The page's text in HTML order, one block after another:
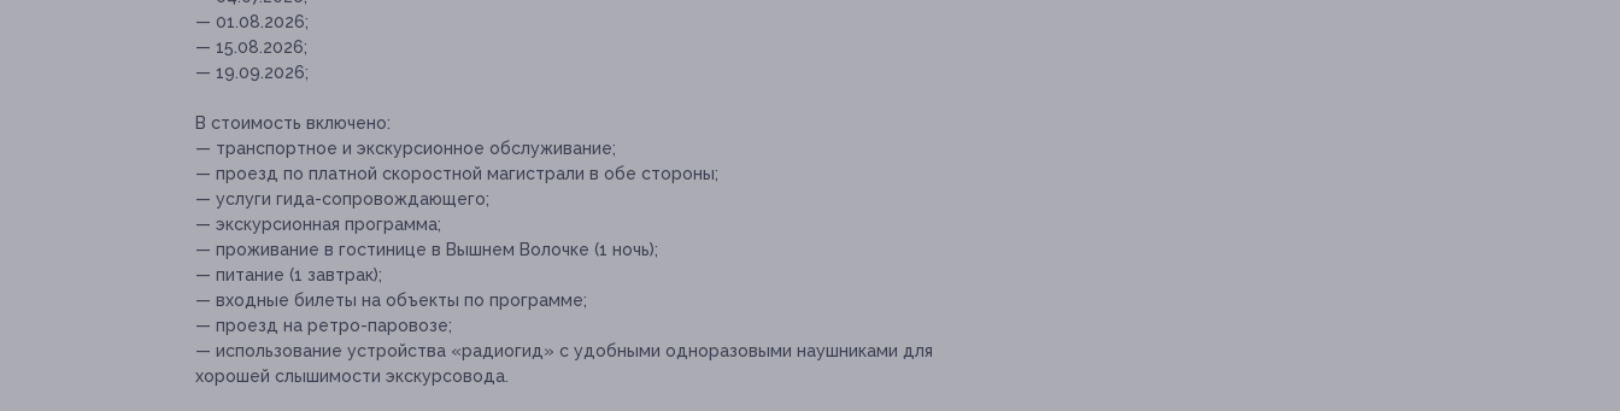
— 01.08.2026;
— 15.08.2026;
— 19.09.2026;
В стоимость включено:
— транспортное и экскурсионное обслуживание;
— проезд по платной скоростной магистрали в обе стороны;
— услуги гида-сопровождающего;
— экскурсионная программа;
— проживание в гостинице в Вышнем Волочке (1 ночь);
— питание (1 завтрак);
— входные билеты на объекты по программе;
— проезд на ретро-паровозе;
— использование устройства «радиогид» с удобными одноразовыми наушниками для
хорошей слышимости экскурсовода.